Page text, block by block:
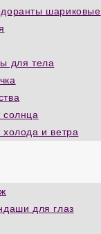
шариковые
для тела
солнца
и ветра
для глаз